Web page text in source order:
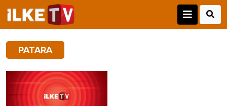
PATARA